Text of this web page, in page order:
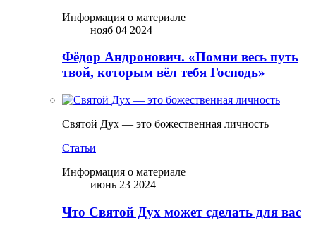
Информация о материале
нояб 04 2024
Фёдор Андронович. «Помни весь путь
твой, которым вёл тебя Господь»
Святой Дух — это божественная личность
Статьи
Информация о материале
июнь 23 2024
Что Святой Дух может сделать для вас